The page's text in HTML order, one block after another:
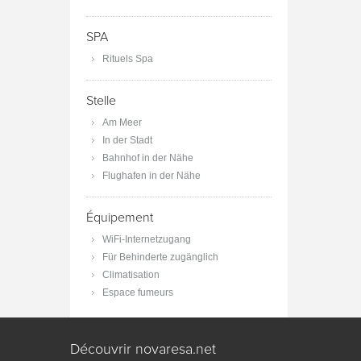
SPA
Rituels Spa
Stelle
Am Meer
In der Stadt
Bahnhof in der Nähe
Flughafen in der Nähe
Équipement
WiFi-Internetzugang
Für Behinderte zugänglich
Climatisation
Espace fumeurs
Découvrir novaresa.net